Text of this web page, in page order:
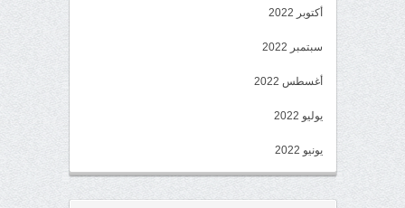
أكتوبر 2022
سبتمبر 2022
أغسطس 2022
يوليو 2022
يونيو 2022